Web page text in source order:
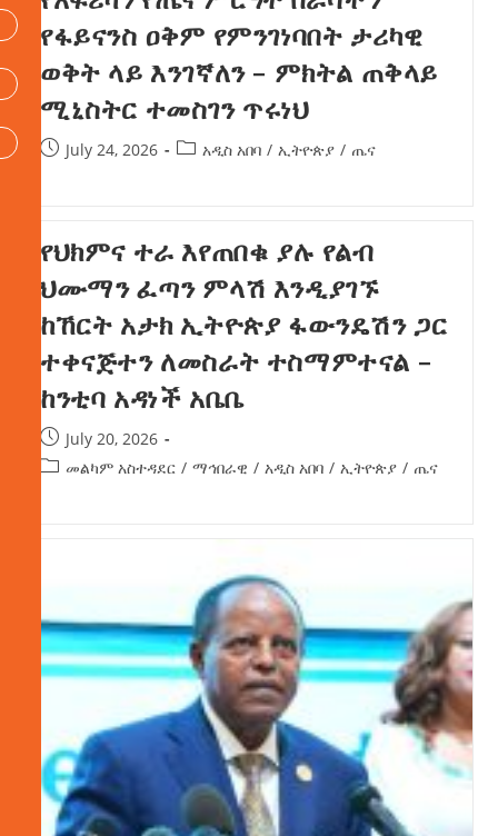
የፋይናንስ ዐቅም የምንገነባበት ታሪካዊ
ወቅት ላይ እንገኛለን – ምክትል ጠቅላይ
ሚኒስትር ተመስገን ጥሩነህ
July 24, 2026 አዲስ አበባ / ኢትዮጵያ / ጤና
የህክምና ተራ እየጠበቁ ያሉ የልብ
ህሙማን ፈጣን ምላሽ እንዲያገኙ
ከኸርት አታክ ኢትዮጵያ ፋውንዴሽን ጋር
ተቀናጅተን ለመስራት ተስማምተናል –
ከንቲባ አዳነች አቤቤ
July 20, 2026
መልካም አስተዳደር / ማኅበራዊ / አዲስ አበባ / ኢትዮጵያ / ጤና